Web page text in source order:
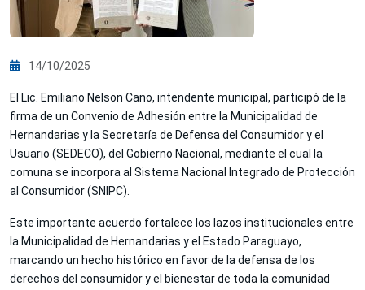
14/10/2025
El Lic. Emiliano Nelson Cano, intendente municipal, participó de la
firma de un Convenio de Adhesión entre la Municipalidad de
Hernandarias y la Secretaría de Defensa del Consumidor y el
Usuario (SEDECO), del Gobierno Nacional, mediante el cual la
comuna se incorpora al Sistema Nacional Integrado de Protección
al Consumidor (SNIPC).
Este importante acuerdo fortalece los lazos institucionales entre
la Municipalidad de Hernandarias y el Estado Paraguayo,
marcando un hecho histórico en favor de la defensa de los
derechos del consumidor y el bienestar de toda la comunidad